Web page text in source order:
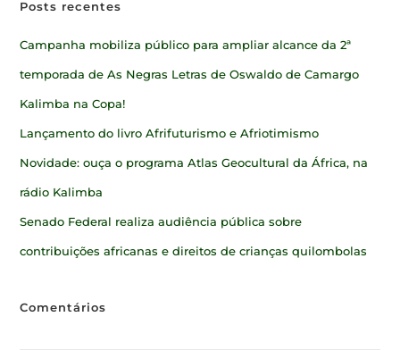
Posts recentes
Campanha mobiliza público para ampliar alcance da 2ª
temporada de As Negras Letras de Oswaldo de Camargo
Kalimba na Copa!
Lançamento do livro Afrifuturismo e Afriotimismo
Novidade: ouça o programa Atlas Geocultural da África, na
rádio Kalimba
Senado Federal realiza audiência pública sobre
contribuições africanas e direitos de crianças quilombolas
Comentários